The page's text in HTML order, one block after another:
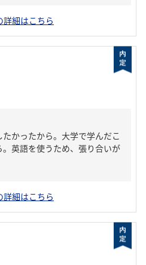
詳細はこちら
かったから。大学で学んだこ
英語を使うため、張り合いが
詳細はこちら